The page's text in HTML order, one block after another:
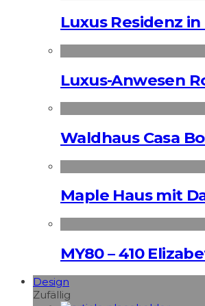
Luxus Residenz
Luxus-Anwesen
Waldhaus Casa
Maple Haus mit
MY80 – 410
Design
Zufällig